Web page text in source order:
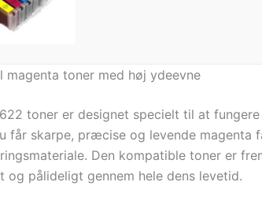
magenta toner med høj ydeevne
toner er designet specielt til at
får skarpe, præcise og levende
Den kompatible toner er
og pålideligt gennem hele dens levetid.